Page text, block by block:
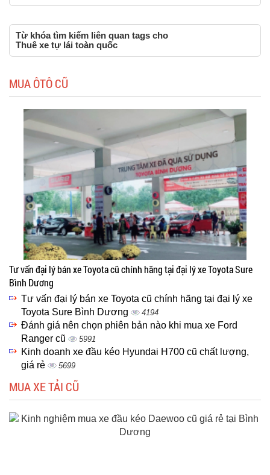
Từ khóa tìm kiếm liên quan tags cho
Thuê xe tự lái toàn quốc
MUA ÔTÔ CŨ
Tư vấn đại lý bán xe Toyota cũ chính hãng tại đại lý xe Toyota Sure
Bình Dương
Tư vấn đại lý bán xe Toyota cũ chính hãng tại đại lý xe
Toyota Sure Bình Dương
4194
Đánh giá nên chọn phiên bản nào khi mua xe Ford
Ranger cũ
5991
Kinh doanh xe đầu kéo Hyundai H700 cũ chất lượng,
giá rẻ
5699
MUA XE TẢI CŨ